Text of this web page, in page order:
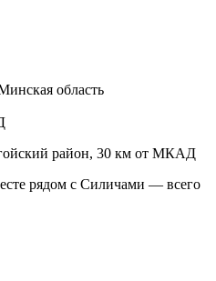
область
район, 30 км от МКАД
рядом с Силичами — всего